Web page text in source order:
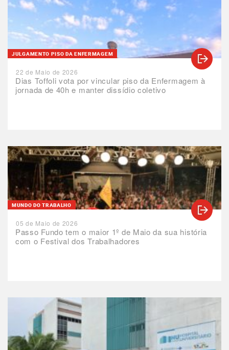
Dias Toffoli vota por vincular piso da Enfermagem à
jornada de 40h e manter dissídio coletivo
JULGAMENTO PISO DA ENFERMAGEM
22 de Maio de 2026
Passo Fundo tem o maior 1º de Maio da sua história
com o Festival dos Trabalhadores
MUNDO DO TRABALHO
05 de Maio de 2026